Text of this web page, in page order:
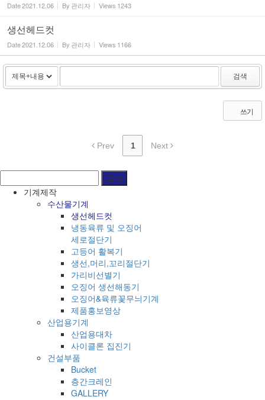
Date2021.12.06 By 관리자 Views 1243
생선헤드컷
Date2021.12.06 By 관리자 Views 1166
검색
쓰기
Prev 1 Next
기계제작
수산물기계
생선헤드컷
냉동육류 및 오징어
세로절단기
고등어 활복기
생선,머리,꼬리절단기
가리비선별기
오징어 생선해동기
오징어&육류꽃무늬기계
제품홍보영상
산업용기계
산업용대차
사이클론 집진기
건설부품
Bucket
층간크레인
GALLERY